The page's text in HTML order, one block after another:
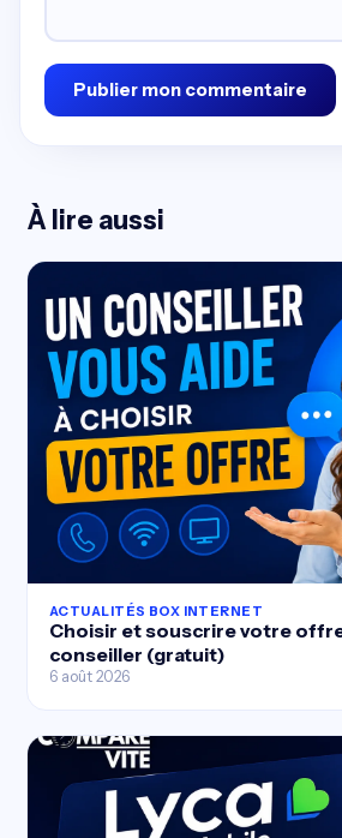
Publier mon commentaire
À lire aussi
ACTUALITÉS BOX INTERNET
Choisir et souscrire votre offre
conseiller (gratuit)
6 août 2026